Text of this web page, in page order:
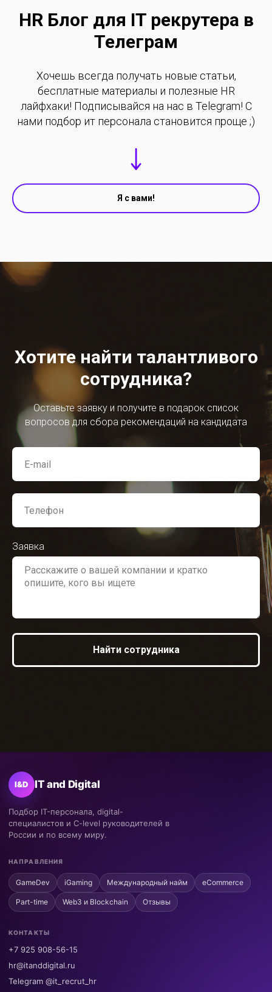
HR Блог для IT рекрутера в
Телеграм
Хочешь всегда получать новые статьи,
бесплатные материалы и полезные HR
лайфхаки! Подписывайся на нас в Telegram! С
нами подбор ит персонала становится проще ;)
Я с вами!
Хотите найти талантливого
сотрудника?
Оставьте заявку и получите в подарок список
вопросов для сбора рекомендаций на кандидата
Заявка
Найти сотрудника
I&D IT and Digital
Подбор IT-персонала, digital-
специалистов и C-level руководителей в
России и по всему миру.
НАПРАВЛЕНИЯ
GameDev iGaming Международный найм eCommerce
Part-time Web3 и Blockchain Отзывы
КОНТАКТЫ
+7 925 908-56-15
hr@itanddigital.ru
Telegram @it_recrut_hr